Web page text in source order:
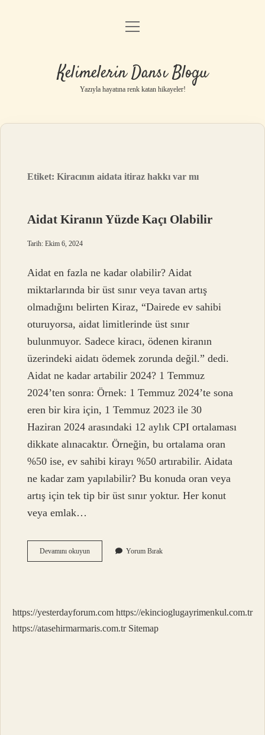
Anasayfa
Yasal Uyarı
menüyü
Kelimelerin Dansı Blogu
Yazıyla hayatına renk katan hikayeler!
Etiket:Kiracının aidata itiraz hakkı var mı
Aidat Kiranın Yüzde Kaçı Olabilir
Tarih: Ekim 6, 2024
Aidat en fazla ne kadar olabilir? Aidat
miktarlarında bir üst sınır veya tavan artış
olmadığını belirten Kiraz, “Dairede ev sahibi
oturuyorsa, aidat limitlerinde üst sınır
bulunmuyor. Sadece kiracı, ödenen kiranın
üzerindeki aidatı ödemek zorunda değil.” dedi.
Aidat ne kadar artabilir 2024? 1 Temmuz
2024’ten sonra: Örnek: 1 Temmuz 2024’te sona
eren bir kira için, 1 Temmuz 2023 ile 30
Haziran 2024 arasındaki 12 aylık CPI ortalaması
dikkate alınacaktır. Örneğin, bu ortalama oran
%50 ise, ev sahibi kirayı %50 artırabilir. Aidata
ne kadar zam yapılabilir? Bu konuda oran veya
artış için tek tip bir üst sınır yoktur. Her konut
veya emlak…
Devamını okuyunAidat
Kiranın
Yorum Bırak
https://yesterdayforum.com https://ekincioglugayrimenkul.com.tr
https://atasehirmarmaris.com.tr Sitemap